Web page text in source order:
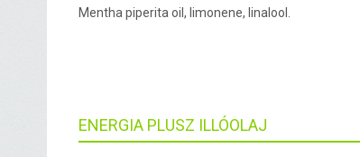
Mentha piperita oil, limonene, linalool.
ENERGIA PLUSZ ILLÓOLAJ